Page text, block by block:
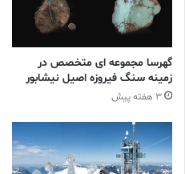
گهرسا مجموعه ای متخصص در
زمینه سنگ فیروزه اصیل نیشابور
3 هفته پیش